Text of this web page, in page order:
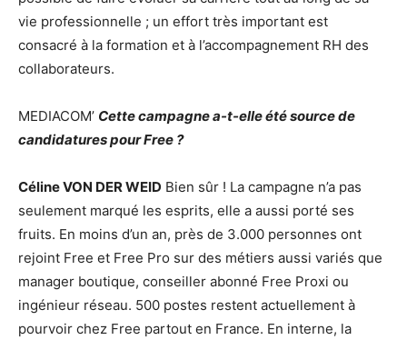
vie professionnelle ; un effort très important est
consacré à la formation et à l’accompagnement RH des
collaborateurs.
MEDIACOM’ Cette campagne a-t-elle été source de
candidatures pour Free ?
Céline VON DER WEID Bien sûr ! La campagne n’a pas
seulement marqué les esprits, elle a aussi porté ses
fruits. En moins d’un an, près de 3.000 personnes ont
rejoint Free et Free Pro sur des métiers aussi variés que
manager boutique, conseiller abonné Free Proxi ou
ingénieur réseau. 500 postes restent actuellement à
pourvoir chez Free partout en France. En interne, la